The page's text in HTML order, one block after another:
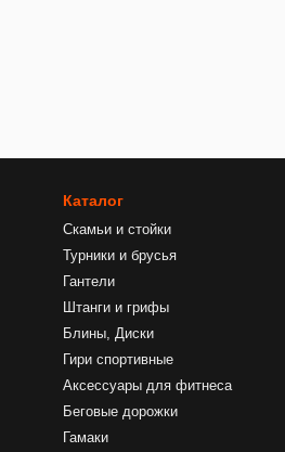
Каталог
Скамьи и стойки
Турники и брусья
Гантели
Штанги и грифы
Блины, Диски
Гири спортивные
Аксессуары для фитнеса
Беговые дорожки
Гамаки